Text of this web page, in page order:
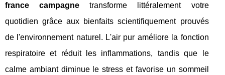
france campagne transforme littéralement votre
quotidien grâce aux bienfaits scientifiquement prouvés
de l'environnement naturel. L'air pur améliore la fonction
respiratoire et réduit les inflammations, tandis que le
calme ambiant diminue le stress et favorise un sommeil